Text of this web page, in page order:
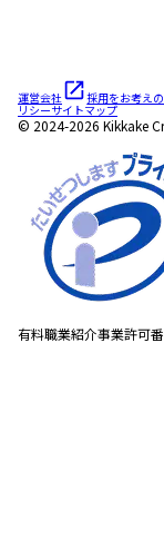
運営会社 採用をお考え
リシーサイトマップ
© 2024-2026 Kikkake
有料職業紹介事業許可